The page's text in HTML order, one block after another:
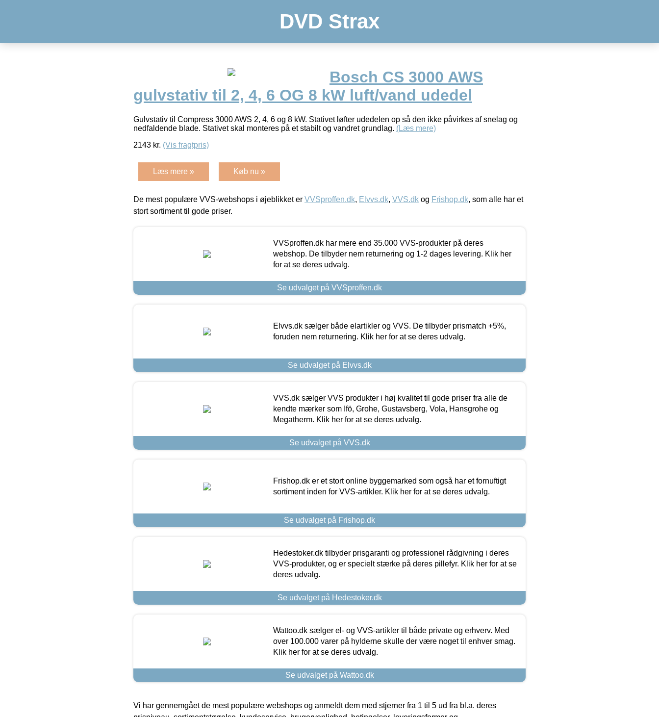
DVD Strax
Bosch CS 3000 AWS
gulvstativ til 2, 4, 6 OG 8 kW luft/vand udedel
Gulvstativ til Compress 3000 AWS 2, 4, 6 og 8 kW. Stativet løfter udedelen op så den ikke påvirkes af snelag og
nedfaldende blade. Stativet skal monteres på et stabilt og vandret grundlag. (Læs mere)
2143 kr. (Vis fragtpris)
Læs mere » Køb nu »
De mest populære VVS-webshops i øjeblikket er VVSproffen.dk, Elvvs.dk, VVS.dk og Frishop.dk, som alle har et
stort sortiment til gode priser.
VVSproffen.dk har mere end 35.000 VVS-produkter på deres
webshop. De tilbyder nem returnering og 1-2 dages levering. Klik her
for at se deres udvalg.
Se udvalget på VVSproffen.dk
Elvvs.dk sælger både elartikler og VVS. De tilbyder prismatch +5%,
foruden nem returnering. Klik her for at se deres udvalg.
Se udvalget på Elvvs.dk
VVS.dk sælger VVS produkter i høj kvalitet til gode priser fra alle de
kendte mærker som Ifö, Grohe, Gustavsberg, Vola, Hansgrohe og
Megatherm. Klik her for at se deres udvalg.
Se udvalget på VVS.dk
Frishop.dk er et stort online byggemarked som også har et fornuftigt
sortiment inden for VVS-artikler. Klik her for at se deres udvalg.
Se udvalget på Frishop.dk
Hedestoker.dk tilbyder prisgaranti og professionel rådgivning i deres
VVS-produkter, og er specielt stærke på deres pillefyr. Klik her for at se
deres udvalg.
Se udvalget på Hedestoker.dk
Wattoo.dk sælger el- og VVS-artikler til både private og erhverv. Med
over 100.000 varer på hylderne skulle der være noget til enhver smag.
Klik her for at se deres udvalg.
Se udvalget på Wattoo.dk
Vi har gennemgået de mest populære webshops og anmeldt dem med stjerner fra 1 til 5 ud fra bl.a. deres